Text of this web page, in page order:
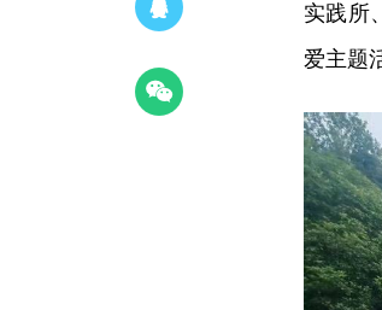
实践所
爱主题